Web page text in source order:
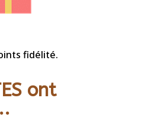
fidélité.
ont